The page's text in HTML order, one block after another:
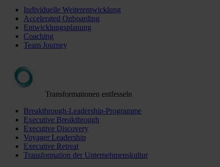
Individuelle Weiterentwicklung
Accelerated Onboarding
Entwicklungsplanung
Coaching
Team Journey
Transformationen entfesseln
Breakthrough-Leadership-Programme
Executive Breakthrough
Executive Discovery
Voyager Leadership
Executive Retreat
Transformation der Unternehmenskultur